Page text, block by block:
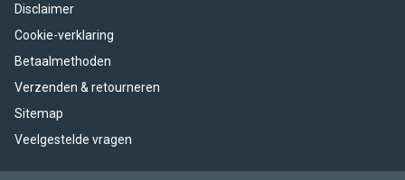
Disclaimer
Cookie-verklaring
Betaalmethoden
Verzenden & retourneren
Sitemap
Veelgestelde vragen